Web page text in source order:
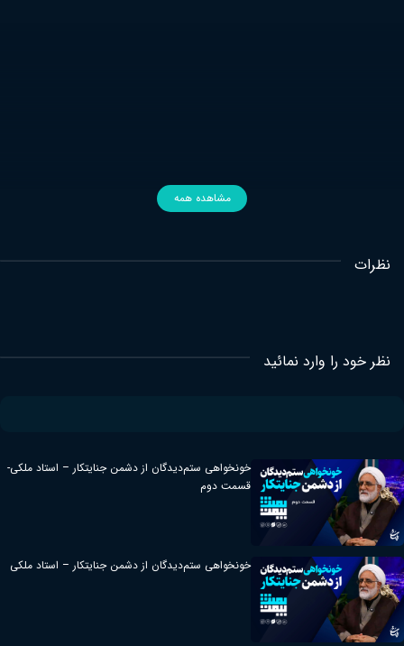
مشاهده همه
نظرات
نظر خود را وارد نمائید
خونخواهی ستم‌دیدگان از دشمن جنایتکار – استاد ملکی-
قسمت دوم
خونخواهی ستم‌دیدگان از دشمن جنایتکار – استاد ملکی